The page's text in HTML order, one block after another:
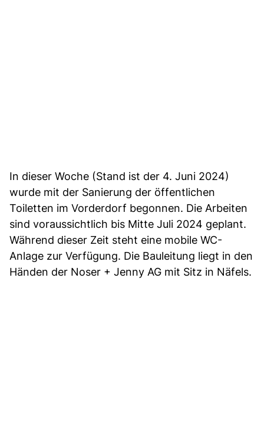
In dieser Woche (Stand ist der 4. Juni 2024)
wurde mit der Sanierung der öffentlichen
Toiletten im Vorderdorf begonnen. Die Arbeiten
sind voraussichtlich bis Mitte Juli 2024 geplant.
Während dieser Zeit steht eine mobile WC-
Anlage zur Verfügung. Die Bauleitung liegt in den
Händen der Noser + Jenny AG mit Sitz in Näfels.